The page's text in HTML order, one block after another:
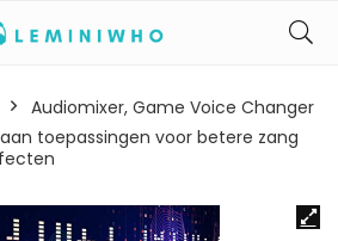
Audiomixer, Game Voice Changer
toepassingen voor betere zang